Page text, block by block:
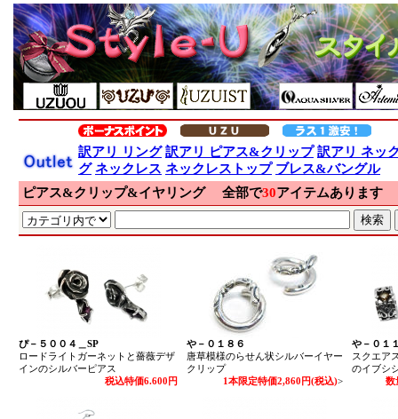
訳アリ リング 訳アリ ピアス&クリップ 訳アリ ネッ
グ ネックレス ネックレストップ ブレス&バングル
ピアス&クリップ&イヤリング
全部で30アイテムあります
ぴ－５００４＿SP
ロードライトガーネットと薔薇デザ
インのシルバーピアス
税込特価6.600円
や－０１８６
唐草模様のらせん状シルバーイヤー
クリップ
1本限定特価2,860円(税込)>
や－０１
スクエア
のイブシ
数